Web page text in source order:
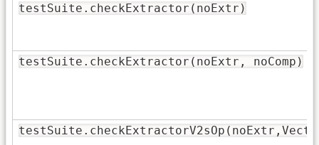
testSuite.checkExtractor(noExtr)
testSuite.checkExtractor(noExtr, noComp)